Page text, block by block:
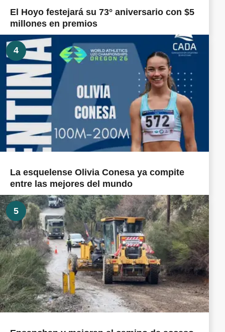
El Hoyo festejará su 73° aniversario con $5
millones en premios
4
La esquelense Olivia Conesa ya compite
entre las mejores del mundo
5